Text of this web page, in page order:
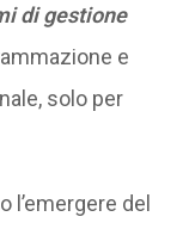
di gestione
e
solo per
l’emergere del